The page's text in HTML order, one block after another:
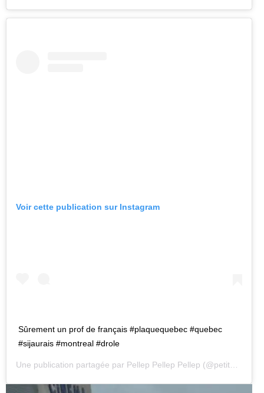
Voir cette publication sur Instagram
Sûrement un prof de français #plaquequebec #quebec
#sijaurais #montreal #drole
Une publication partagée par Pellep Pellep Pellep (@petitpetitgamin) le